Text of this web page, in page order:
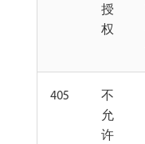
授
权
405
不
允
许